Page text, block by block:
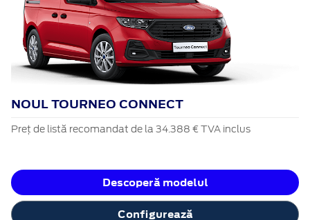
NOUL TOURNEO CONNECT
Preț de listă recomandat de la 34.388 € TVA inclus
Descoperă modelul
Configurează